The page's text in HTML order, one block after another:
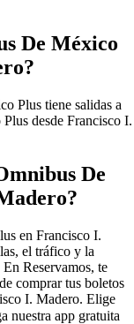
De México
Plus tiene salidas a
desde Francisco I.
De
en Francisco I.
el tráfico y la
Reservamos, te
comprar tus boletos
I. Madero. Elige
nuestra app gratuita